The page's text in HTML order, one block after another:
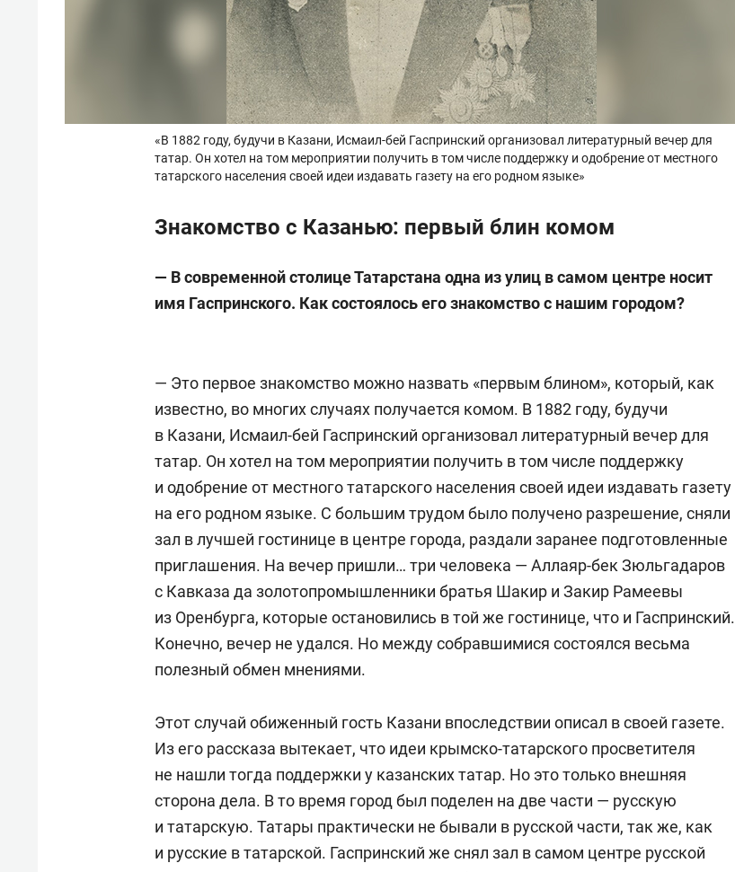
«В 1882 году, будучи в Казани, Исмаил-бей Гаспринский организовал литературный вечер для
татар. Он хотел на том мероприятии получить в том числе поддержку и одобрение от местного
татарского населения своей идеи издавать газету на его родном языке»
Знакомство с Казанью: первый блин комом
— В современной столице Татарстана одна из улиц в самом центре носит
имя Гаспринского. Как состоялось его знакомство с нашим городом?
— Это первое знакомство можно назвать «первым блином», который, как
известно, во многих случаях получается комом. В 1882 году, будучи
в Казани, Исмаил-бей Гаспринский организовал литературный вечер для
татар. Он хотел на том мероприятии получить в том числе поддержку
и одобрение от местного татарского населения своей идеи издавать газету
на его родном языке. С большим трудом было получено разрешение, сняли
зал в лучшей гостинице в центре города, раздали заранее подготовленные
приглашения. На вечер пришли… три человека — Аллаяр-бек Зюльгадаров
с Кавказа да золотопромышленники братья Шакир и Закир Рамеевы
из Оренбурга, которые остановились в той же гостинице, что и Гаспринский.
Конечно, вечер не удался. Но между собравшимися состоялся весьма
полезный обмен мнениями.
Этот случай обиженный гость Казани впоследствии описал в своей газете.
Из его рассказа вытекает, что идеи крымско-татарского просветителя
не нашли тогда поддержки у казанских татар. Но это только внешняя
сторона дела. В то время город был поделен на две части — русскую
и татарскую. Татары практически не бывали в русской части, так же, как
и русские в татарской. Гаспринский же снял зал в самом центре русской